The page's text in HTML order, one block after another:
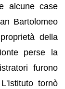
alcune case
Bartolomeo
della
perse la
furono
tornò